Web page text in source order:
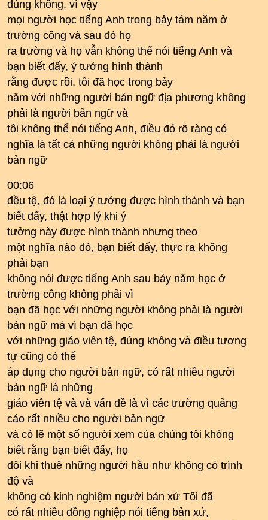
đúng không, vì vậy
mọi người học tiếng Anh trong bảy tám năm ở
trường công và sau đó họ
ra trường và họ vẫn không thể nói tiếng Anh và
bạn biết đấy, ý tưởng hình thành
rằng được rồi, tôi đã học trong bảy
năm với những người bản ngữ địa phương không
phải là người bản ngữ và
tôi không thể nói tiếng Anh, điều đó rõ ràng có
nghĩa là tất cả những người không phải là người
bản ngữ
00:06
đều tệ, đó là loại ý tưởng được hình thành và bạn
biết đấy, thật hợp lý khi ý
tưởng này được hình thành nhưng theo
một nghĩa nào đó, bạn biết đấy, thực ra không
phải bạn
không nói được tiếng Anh sau bảy năm học ở
trường công không phải vì
bạn đã học với những người không phải là người
bản ngữ mà vì bạn đã học
với những giáo viên tệ, đúng không và điều tương
tự cũng có thể
áp dụng cho người bản ngữ, có rất nhiều người
bản ngữ là những
giáo viên tệ và và vấn đề là vì các trường quảng
cáo rất nhiều cho người bản ngữ
và có lẽ một số người xem của chúng tôi không
biết rằng bạn biết đấy, họ
đôi khi thuê những người hầu như không có trình
độ và
không có kinh nghiệm người bản xứ Tôi đã
có rất nhiều đồng nghiệp nói tiếng bản xứ,